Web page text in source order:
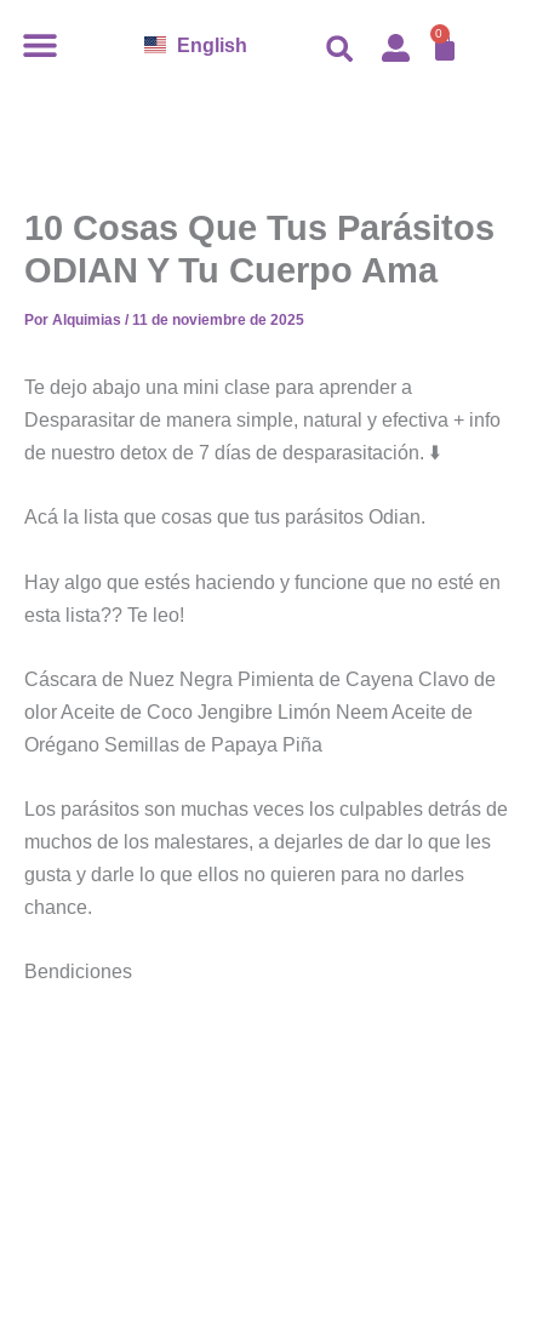
English 0
10 Cosas Que Tus Parásitos
ODIAN Y Tu Cuerpo Ama
Por Alquimias / 11 de noviembre de 2025
Te dejo abajo una mini clase para aprender a
Desparasitar de manera simple, natural y efectiva + info
de nuestro detox de 7 días de desparasitación. ⬇️
Acá la lista que cosas que tus parásitos Odian.
Hay algo que estés haciendo y funcione que no esté en
esta lista?? Te leo!
Cáscara de Nuez Negra Pimienta de Cayena Clavo de
olor Aceite de Coco Jengibre Limón Neem Aceite de
Orégano Semillas de Papaya Piña
Los parásitos son muchas veces los culpables detrás de
muchos de los malestares, a dejarles de dar lo que les
gusta y darle lo que ellos no quieren para no darles
chance.
Bendiciones